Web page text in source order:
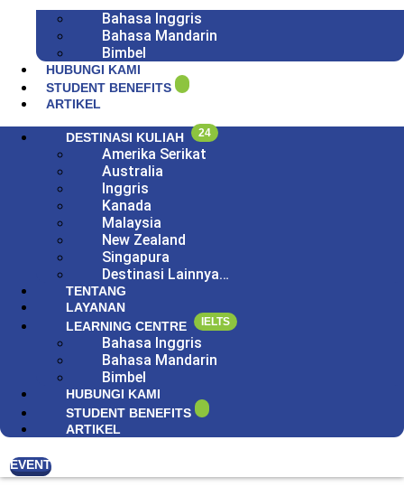
Bahasa Inggris
Bahasa Mandarin
Bimbel
HUBUNGI KAMI
STUDENT BENEFITS
ARTIKEL
DESTINASI KULIAH 24
Amerika Serikat
Australia
Inggris
Kanada
Malaysia
New Zealand
Singapura
Destinasi Lainnya…
TENTANG
LAYANAN
LEARNING CENTRE
IELTS
Bahasa Inggris
Bahasa Mandarin
Bimbel
HUBUNGI KAMI
STUDENT BENEFITS
ARTIKEL
EVENT